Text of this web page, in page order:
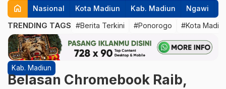
home Nasional Kota Madiun Kab. Madiun Ngawi
TRENDING TAGS #Berita Terkini #Ponorogo #Kota
Kab. Madiun
Belasan Chromebook Raib,